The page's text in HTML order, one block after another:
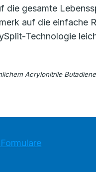
gesamte
auf die einfache
Technologie
Acrylonitrile